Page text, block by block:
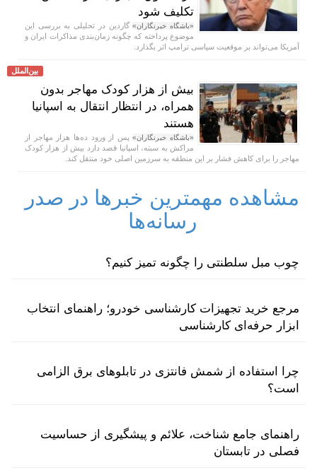
تکلیف شود
«باشگاه خبرنگاران»گاردین در تحلیلی به بررسی این
موضوع پرداخته که چگونه زمان‌بندی مذاکرات ایران و
آمریکا می‌تواند بر موقعیت سیاسی ترامپ اثر بگذارد.
بین‌الملل
بیش از هزار کودک مهاجر بدون
همراه، در انتظار انتقال به اسپانیا
هستند
«باشگاه خبرنگاران»پس از ورود ده‌ها هزار مهاجر از
مراکش به سبته، اسپانیا قصد دارد بیش از هزار کودک
مهاجر را برای کاهش فشار بر این منطقه به سرزمین اصلی خود منتقل کند.
مشاهده مهمترین خبرها در صدر
رسانه‌ها
چوب مبل سلطنتی را چگونه تمیز کنیم؟
مرجع خرید تجهیزات کارشناسی خودرو؛ راهنمای انتخاب
ابزار حرفه‌ای کارشناسی
چرا استفاده از شمش فانتزی در تابلوهای برق الزامی
است؟
راهنمای جامع شناخت، علائم و پیشگیری از حساسیت
فصلی در تابستان